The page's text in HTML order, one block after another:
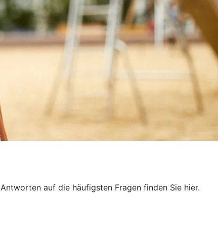
auf die häufigsten Fragen finden Sie hier.